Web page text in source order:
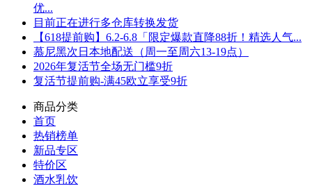
优...
目前正在进行多仓库转换发货
【618提前购】6.2-6.8「限定爆款直降88折！精选人气...
慕尼黑次日本地配送（周一至周六13-19点）
2026年复活节全场无门槛9折
复活节提前购-满45欧立享受9折
商品分类
首页
热销榜单
新品专区
特价区
酒水乳饮